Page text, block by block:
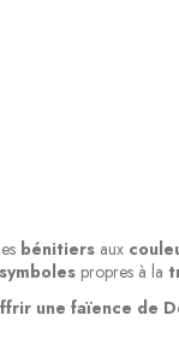
bénitiersaux
symbolespropres à la
une faïence de